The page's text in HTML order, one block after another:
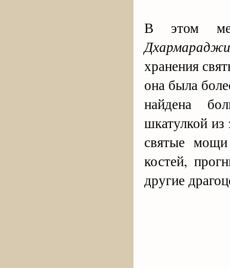
В этом
хранения
она была
найдена
шкатулкой из
святые мощи
костей,
другие